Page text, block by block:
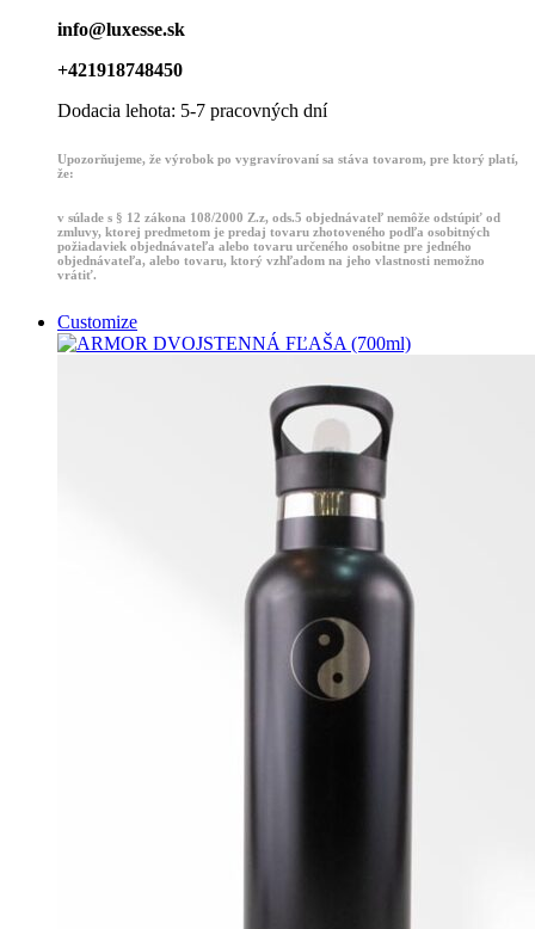
info@luxesse.sk
+421918748450
Dodacia lehota: 5-7 pracovných dní
Upozorňujeme, že výrobok po vygravírovaní sa stáva tovarom, pre ktorý platí,
že:
v súlade s § 12 zákona 108/2000 Z.z, ods.5 objednávateľ nemôže odstúpiť od
zmluvy, ktorej predmetom je predaj tovaru zhotoveného podľa osobitných
požiadaviek objednávateľa alebo tovaru určeného osobitne pre jedného
objednávateľa, alebo tovaru, ktorý vzhľadom na jeho vlastnosti nemožno
vrátiť.
Customize